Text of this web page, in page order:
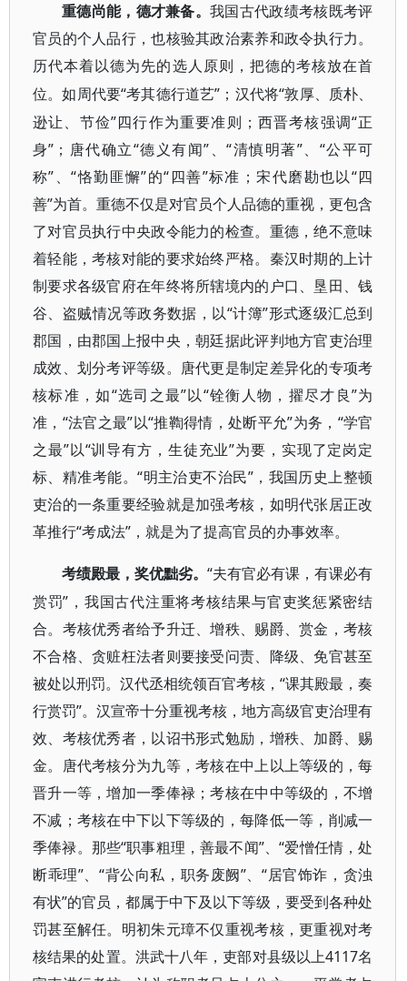
重德尚能，德才兼备。我国古代政绩考核既考评
官员的个人品行，也核验其政治素养和政令执行力。
历代本着以德为先的选人原则，把德的考核放在首
位。如周代要“考其德行道艺”；汉代将“敦厚、质朴、
逊让、节俭”四行作为重要准则；西晋考核强调“正
身”；唐代确立“德义有闻”、“清慎明著”、“公平可
称”、“恪勤匪懈”的“四善”标准；宋代磨勘也以“四
善”为首。重德不仅是对官员个人品德的重视，更包含
了对官员执行中央政令能力的检查。重德，绝不意味
着轻能，考核对能的要求始终严格。秦汉时期的上计
制要求各级官府在年终将所辖境内的户口、垦田、钱
谷、盗贼情况等政务数据，以“计簿”形式逐级汇总到
郡国，由郡国上报中央，朝廷据此评判地方官吏治理
成效、划分考评等级。唐代更是制定差异化的专项考
核标准，如“选司之最”以“铨衡人物，擢尽才良”为
准，“法官之最”以“推鞫得情，处断平允”为务，“学官
之最”以“训导有方，生徒充业”为要，实现了定岗定
标、精准考能。“明主治吏不治民”，我国历史上整顿
吏治的一条重要经验就是加强考核，如明代张居正改
革推行“考成法”，就是为了提高官员的办事效率。
考绩殿最，奖优黜劣。“夫有官必有课，有课必有
赏罚”，我国古代注重将考核结果与官吏奖惩紧密结
合。考核优秀者给予升迁、增秩、赐爵、赏金，考核
不合格、贪赃枉法者则要接受问责、降级、免官甚至
被处以刑罚。汉代丞相统领百官考核，“课其殿最，奏
行赏罚”。汉宣帝十分重视考核，地方高级官吏治理有
效、考核优秀者，以诏书形式勉励，增秩、加爵、赐
金。唐代考核分为九等，考核在中上以上等级的，每
晋升一等，增加一季俸禄；考核在中中等级的，不增
不减；考核在中下以下等级的，每降低一等，削减一
季俸禄。那些“职事粗理，善最不闻”、“爱憎任情，处
断乖理”、“背公向私，职务废阙”、“居官饰诈，贪浊
有状”的官员，都属于中下及以下等级，要受到各种处
罚甚至解任。明初朱元璋不仅重视考核，更重视对考
核结果的处置。洪武十八年，吏部对县级以上4117名